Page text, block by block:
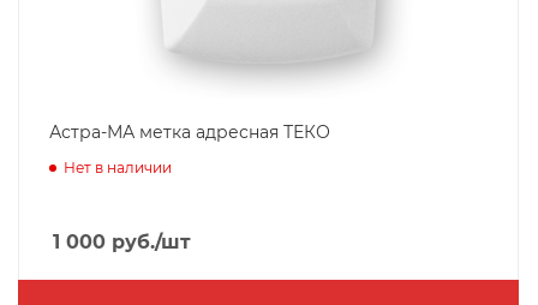
Астра-МА метка адресная ТЕКО
Нет в наличии
1 000 руб./шт